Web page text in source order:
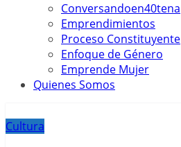
Conversandoen40tena
Emprendimientos
Proceso Constituyente
Enfoque de Género
Emprende Mujer
Quienes Somos
Cultura